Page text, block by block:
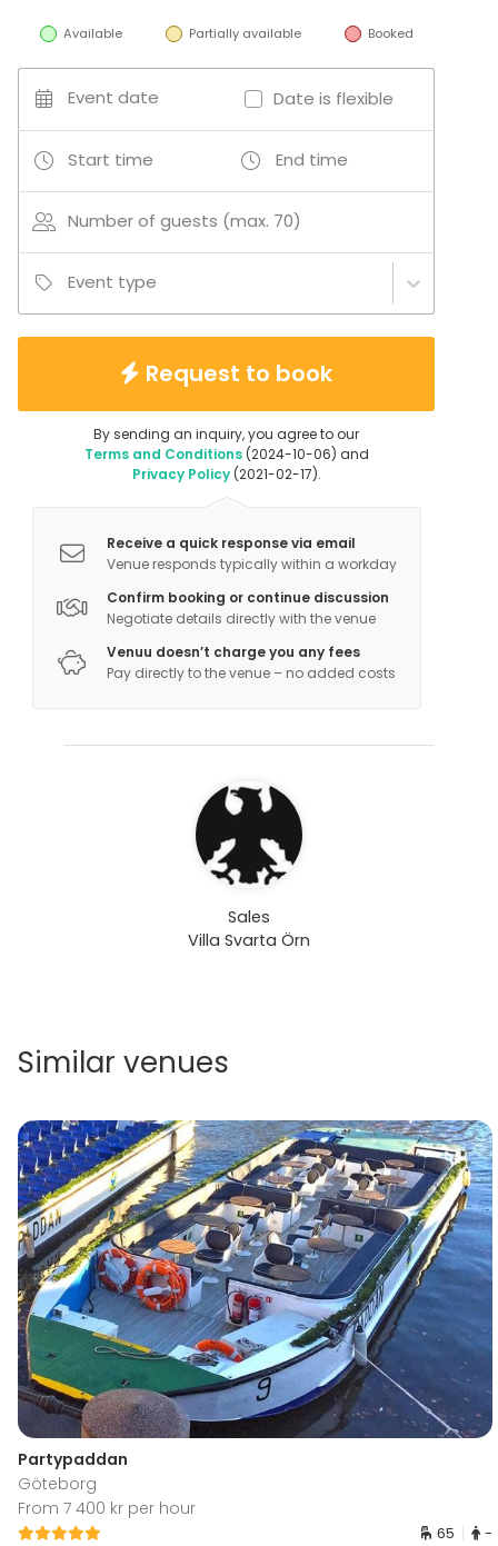
Available Partially available Booked
Event date Date is flexible
Start time End time
Number of guests (max. 70)
Event type
Request to book
By sending an inquiry, you agree to our
Terms and Conditions(2024-10-06) and
Privacy Policy(2021-02-17).
Receive a quick response via email
Venue responds typically within a workday
Confirm booking or continue discussion
Negotiate details directly with the venue
Venuu doesn’t charge you any fees
Pay directly to the venue – no added costs
Sales
Villa Svarta Örn
Similar venues
Partypaddan
Göteborg
From 7 400 kr per hour
65 -